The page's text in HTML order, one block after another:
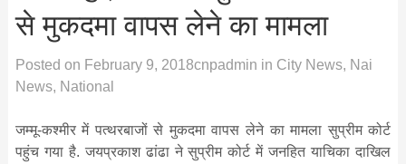
से मुकदमा वापस लेने का मामला
Posted on February 9, 2018cnpadmin in City News, Nai
News, National
जम्मू-कश्मीर में पत्थरबाजों से मुकदमा वापस लेने का मामला सुप्रीम कोर्ट
पहुंच गया है. जयप्रकाश ढांढा ने सुप्रीम कोर्ट में जनहित याचिका दाखिल